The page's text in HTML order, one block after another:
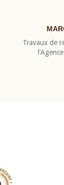
Travaux de